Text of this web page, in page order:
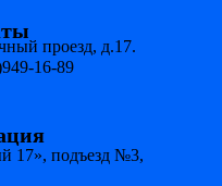
проезд, д.17.
16-89
17», подъезд №3,